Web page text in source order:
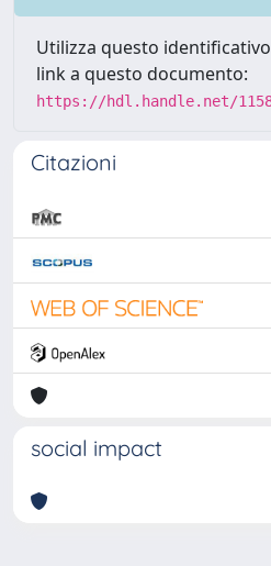
Utilizza questo
link a questo documento:
https://hdl.handle.net/
Citazioni
social impact